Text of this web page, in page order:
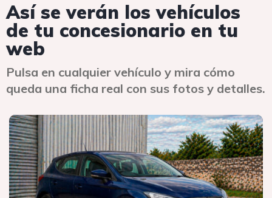
Así se verán los vehículos
de tu concesionario en tu
web
Pulsa en cualquier vehículo y mira cómo
queda una ficha real con sus fotos y detalles.